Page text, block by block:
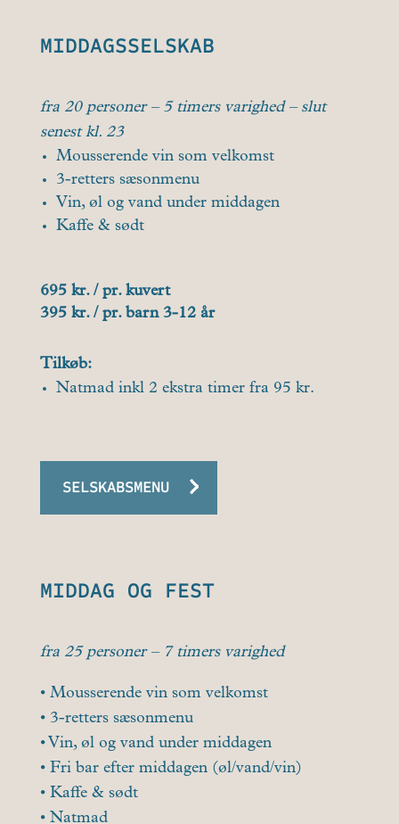
MIDDAGSSELSKAB
fra 20 personer – 5 timers varighed – slut
senest kl. 23
Mousserende vin som velkomst
3-retters sæsonmenu
Vin, øl og vand under middagen
Kaffe & sødt
695 kr. / pr. kuvert
395 kr. / pr. barn 3-12 år
Tilkøb:
Natmad inkl 2 ekstra timer fra 95 kr.
SELSKABSMENU
MIDDAG OG FEST
fra 25 personer – 7 timers varighed
• Mousserende vin som velkomst
• 3-retters sæsonmenu
• Vin, øl og vand under middagen
• Fri bar efter middagen (øl/vand/vin)
• Kaffe & sødt
• Natmad